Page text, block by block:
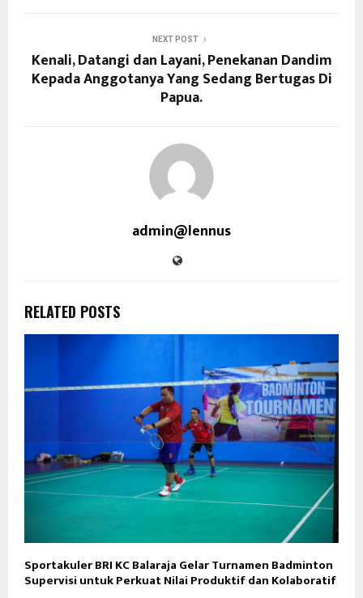
NEXT POST
Kenali, Datangi dan Layani, Penekanan Dandim
Kepada Anggotanya Yang Sedang Bertugas Di
Papua.
admin@lennus
RELATED POSTS
Sportakuler BRI KC Balaraja Gelar Turnamen Badminton
Supervisi untuk Perkuat Nilai Produktif dan Kolaboratif